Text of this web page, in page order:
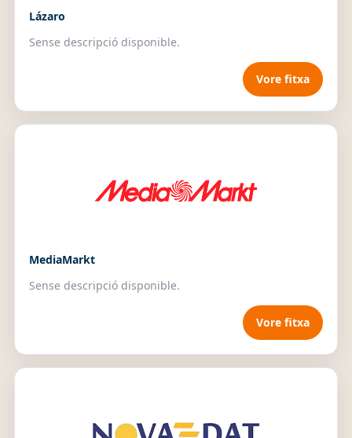
Lázaro
Sense descripció disponible.
Vore fitxa
MediaMarkt
Sense descripció disponible.
Vore fitxa